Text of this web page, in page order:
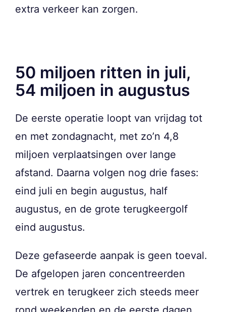
extra verkeer kan zorgen.
50 miljoen ritten in juli,
54 miljoen in augustus
De eerste operatie loopt van vrijdag tot
en met zondagnacht, met zo’n 4,8
miljoen verplaatsingen over lange
afstand. Daarna volgen nog drie fases:
eind juli en begin augustus, half
augustus, en de grote terugkeergolf
eind augustus.
Deze gefaseerde aanpak is geen toeval.
De afgelopen jaren concentreerden
vertrek en terugkeer zich steeds meer